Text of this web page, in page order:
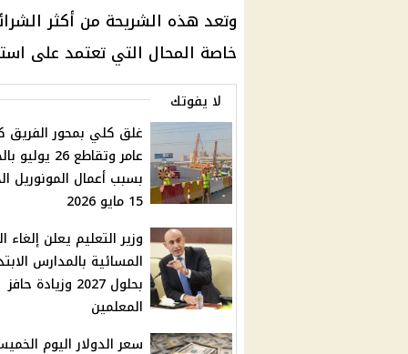
وتعد هذه الشريحة من أكثر
خاصة المحال التي تعتمد على
لا يفوتك
غلق كلي بمحور الفريق
عامر وتقاطع 26
بسبب أعمال المونوريل
15 مايو 2026
وزير التعليم يعلن إلغاء
المسائية بالمدارس
بحلول 2027 وزيادة حافز
المعلمين